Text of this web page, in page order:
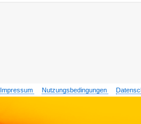
Impressum Nutzungsbedingungen